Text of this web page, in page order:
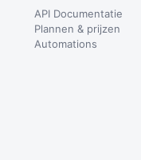
API Documentatie
Plannen & prijzen
Automations